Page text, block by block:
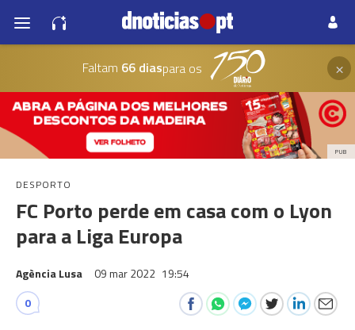
Faltam 66 diaspara os ×
PUB
DESPORTO
FC Porto perde em casa com o Lyon
para a Liga Europa
Agència Lusa 09 mar 2022 19:54
0